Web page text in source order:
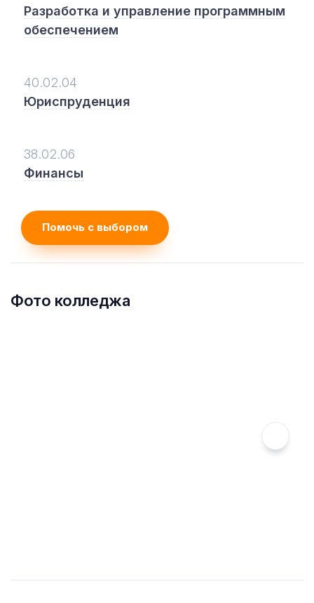
Разработка и управление программным
обеспечением
40.02.04
Юриспруденция
38.02.06
Финансы
Помочь с выбором
Фото колледжа